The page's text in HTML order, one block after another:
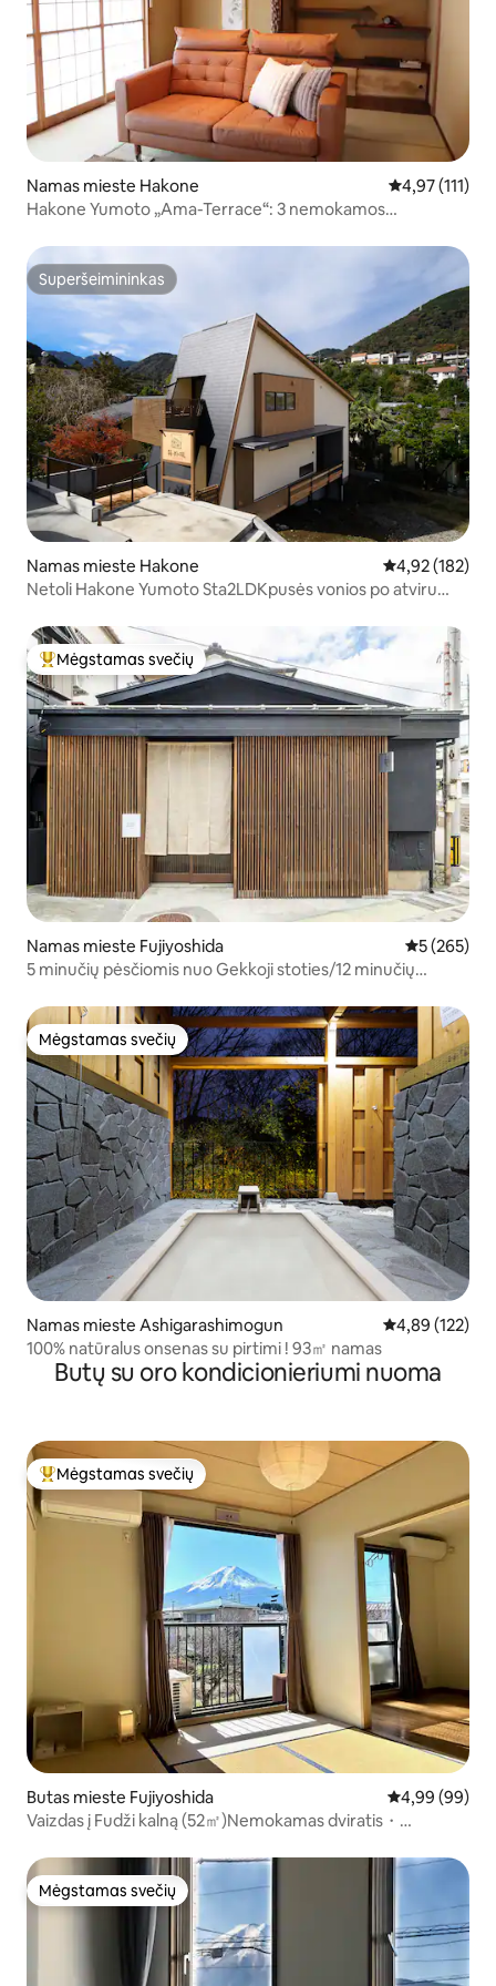
Namas mieste Hakone Vidutinis
4,97 (111)
Hakone Yumoto „Ama-Terrace“: 3 nemokamos
Superšeimininkas
Superšeimininkas
Namas mieste Hakone Vidutinis
4,92 (182)
Netoli Hakone Yumoto Sta2LDKpusės vonios po atviru
Svečių mėgstamiausias
Mėgstamas svečių
Namas mieste Fujiyoshida Vidutinis
5 (265)
5 minučių pėsčiomis nuo Gekkoji stoties/12 minučių
užeigos su atgaivintu senu namu
Mėgstamas svečių
Mėgstamas svečių
Namas mieste Ashigarashimogun Vidutinis
4,89 (122)
100% natūralus onsenas su pirtimi ! 93㎡ namas
Butų su oro kondicionieriumi nuoma
Svečių mėgstamiausias
Mėgstamas svečių
Butas mieste Fujiyoshida Vidutinis
4,99 (99)
Vaizdas į Fudži kalną (52㎡)Nemokamas dviratis・
Mėgstamas svečių
Mėgstamas svečių